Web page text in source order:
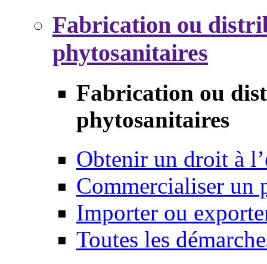
Fabrication ou
phytosanitaires
Fabrication ou
phytosanitaires
Obtenir un droit à
Commercialiser un
Importer ou
Toutes les